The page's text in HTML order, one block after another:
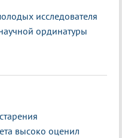
исследователя
ординатуры
высоко оценил